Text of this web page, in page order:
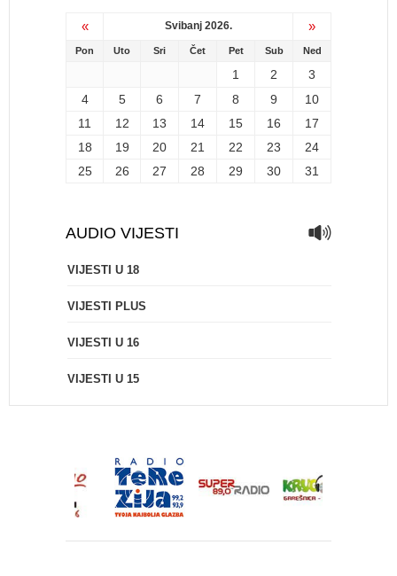
« Svibanj 2026. »
Pon Uto Sri Čet Pet Sub Ned
1 2
3
4
5 6 7 8 9
10
11
12 13 14 15 16
17
18
19 20 21 22 23
24
25
26 27 28 29 30 31
AUDIO VIJESTI
VIJESTI U 18
VIJESTI PLUS
VIJESTI U 16
VIJESTI U 15